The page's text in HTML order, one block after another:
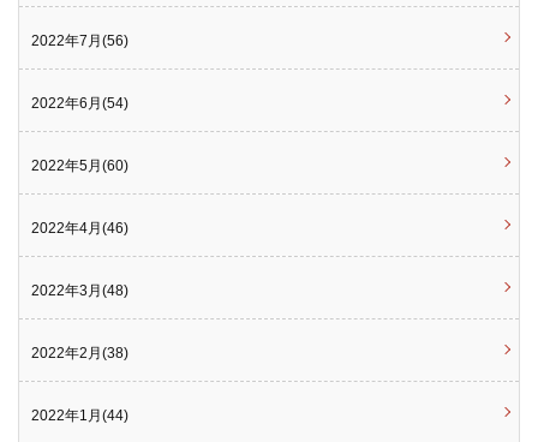
2022年7月(56)
2022年6月(54)
2022年5月(60)
2022年4月(46)
2022年3月(48)
2022年2月(38)
2022年1月(44)